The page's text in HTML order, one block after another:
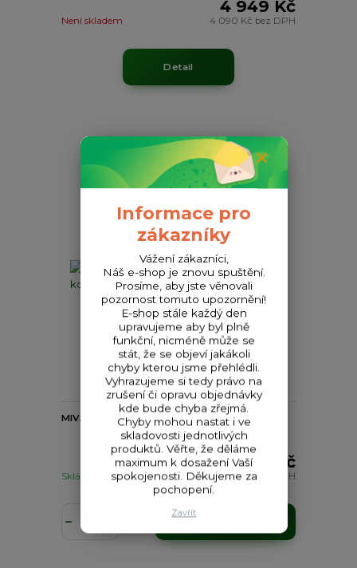
4 949 Kč
4 090 Kč bez DPH
Není skladem
Detail
8 699 Kč
- 10 %
MIVARDI Brolly New Dynasty - kompletní set
7 829 Kč
6 470 Kčbez DPH
Skladem
Informace pro
zákazníky
Vážení zákazníci,
Náš e-shop je znovu spuštění.
Prosíme, aby jste věnovali
pozornost tomuto upozornění!
E-shop stále každý den
upravujeme aby byl plně
funkční, nicméně může se
stát, že se objeví jakákoli
chyby kterou jsme přehlédli.
Vyhrazujeme si tedy právo na
zrušení či opravu objednávky
kde bude chyba zřejmá.
Chyby mohou nastat i ve
skladovosti jednotlivých
produktů. Věřte, že děláme
maximum k dosažení Vaší
spokojenosti. Děkujeme za
pochopení.
Zavřít